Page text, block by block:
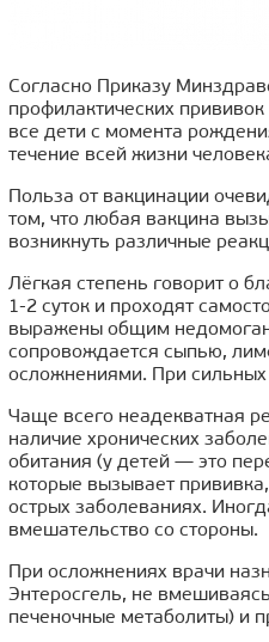
Согласно Приказу
профилактических
все дети с момента
течение всей жизни
Польза от вакцинации
том, что любая вакцина
возникнуть различные
Лёгкая степень говорит о
1-2 суток и проходят
выражены общим
сопровождается сыпью,
осложнениями. При сильных
Чаще всего неадекватная
наличие хронических
обитания (у детей — это
которые вызывает
острых заболеваниях.
вмешательство со стороны.
При осложнениях врачи
Энтеросгель, не
печеночные метаболиты) и